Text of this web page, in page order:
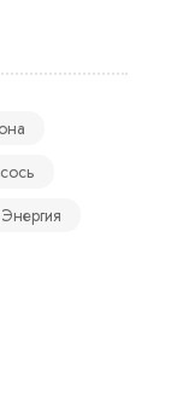
Энергия